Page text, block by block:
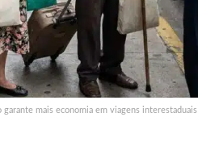
garante mais economia em viagens interestaduais